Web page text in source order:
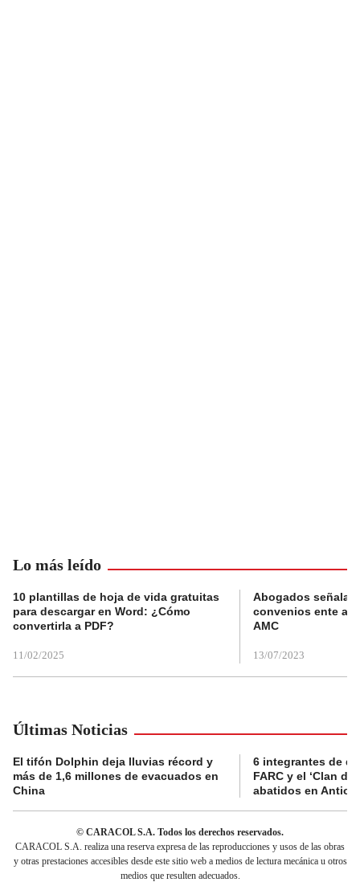
Lo más leído
10 plantillas de hoja de vida gratuitas
para descargar en Word: ¿Cómo
convertirla a PDF?
11/02/2025
Abogados
convenios ente
AMC
13/07/2023
Últimas Noticias
El tifón Dolphin deja lluvias récord y
más de 1,6 millones de evacuados en
China
6 integrantes de
FARC y el ‘Clan
abatidos en
© CARACOL S.A. Todos los derechos reservados.
CARACOL S.A. realiza una reserva expresa de las reproducciones y usos de las obras
y otras prestaciones accesibles desde este sitio web a medios de lectura mecánica u otros
medios que resulten adecuados.